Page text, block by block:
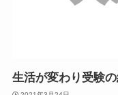
生活が変わり受験